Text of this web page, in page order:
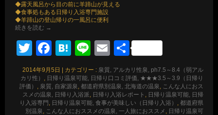
◆露天風呂から目の前に羊蹄山が見える
◆食事処もある日帰り入浴専門施設
◆羊蹄山の登山帰りの一風呂に便利
続きを読む →
TwitterFacebook
Hatena
LineEmail
共
有
2014年9月5日 カテゴリー : 泉質, アルカリ性泉, ph7.5～8.4（弱アル
カリ性） , 日帰り温泉可能, 日帰り口コミ評価, ★★★3.5～3.9（日帰り
評価） , 泉質, 自家源泉, 都道府県別温泉, 北海道の温泉, こんな人におス
スメの温泉, 日帰り入浴派, 日帰り入浴レポート , 日帰り温泉可能, 日帰
り入浴専門 , 日帰り温泉可能, 食事が美味しい（日帰り入浴） , 都道府県
別温泉, こんな人におススメの温泉, 一人旅におススメ , 日帰り温泉可